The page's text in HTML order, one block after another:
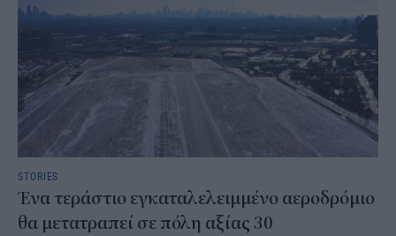
STORIES
Ένα τεράστιο εγκαταλελειμμένο αεροδρόμιο
θα μετατραπεί σε πόλη αξίας 30